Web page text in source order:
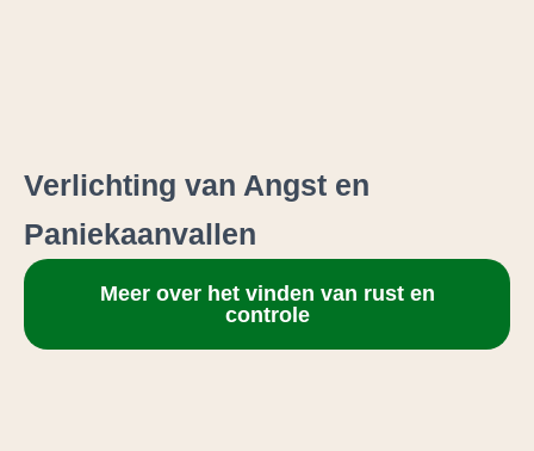
Verlichting van Angst en
Paniekaanvallen
Meer over het vinden van rust en
controle